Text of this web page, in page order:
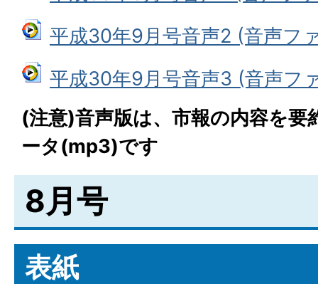
平成30年9月号音声2 (音声フ
平成30年9月号音声3 (音声フ
(注意)音声版は、市報の内容を要
ータ(mp3)です
8月号
表紙